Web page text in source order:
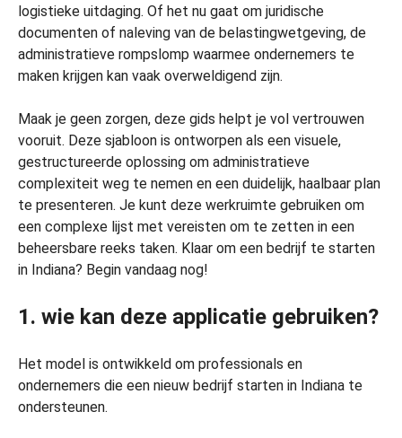
logistieke uitdaging. Of het nu gaat om juridische
documenten of naleving van de belastingwetgeving, de
administratieve rompslomp waarmee ondernemers te
maken krijgen kan vaak overweldigend zijn.
Maak je geen zorgen, deze gids helpt je vol vertrouwen
vooruit. Deze sjabloon is ontworpen als een visuele,
gestructureerde oplossing om administratieve
complexiteit weg te nemen en een duidelijk, haalbaar plan
te presenteren. Je kunt deze werkruimte gebruiken om
een complexe lijst met vereisten om te zetten in een
beheersbare reeks taken. Klaar om een bedrijf te starten
in Indiana? Begin vandaag nog!
1. wie kan deze applicatie gebruiken?
Het model is ontwikkeld om professionals en
ondernemers die een nieuw bedrijf starten in Indiana te
ondersteunen.